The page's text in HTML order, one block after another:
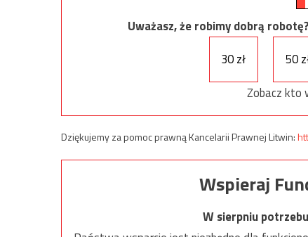
Uważasz, że robimy dobrą
30 zł
50
Zobacz kto
Dziękujemy za pomoc prawną Kancelarii Prawnej Litwin:
Wspieraj
W sierpniu